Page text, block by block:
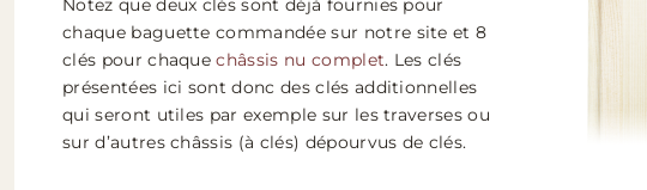
Notez que deux clés sont déjà fournies pour
chaque baguette commandée sur notre site et 8
clés pour chaquechâssis nu complet. Les clés
présentées ici sont donc des clés additionnelles
qui seront utiles par exemple sur les traverses ou
sur d’autres châssis (à clés) dépourvus de clés.